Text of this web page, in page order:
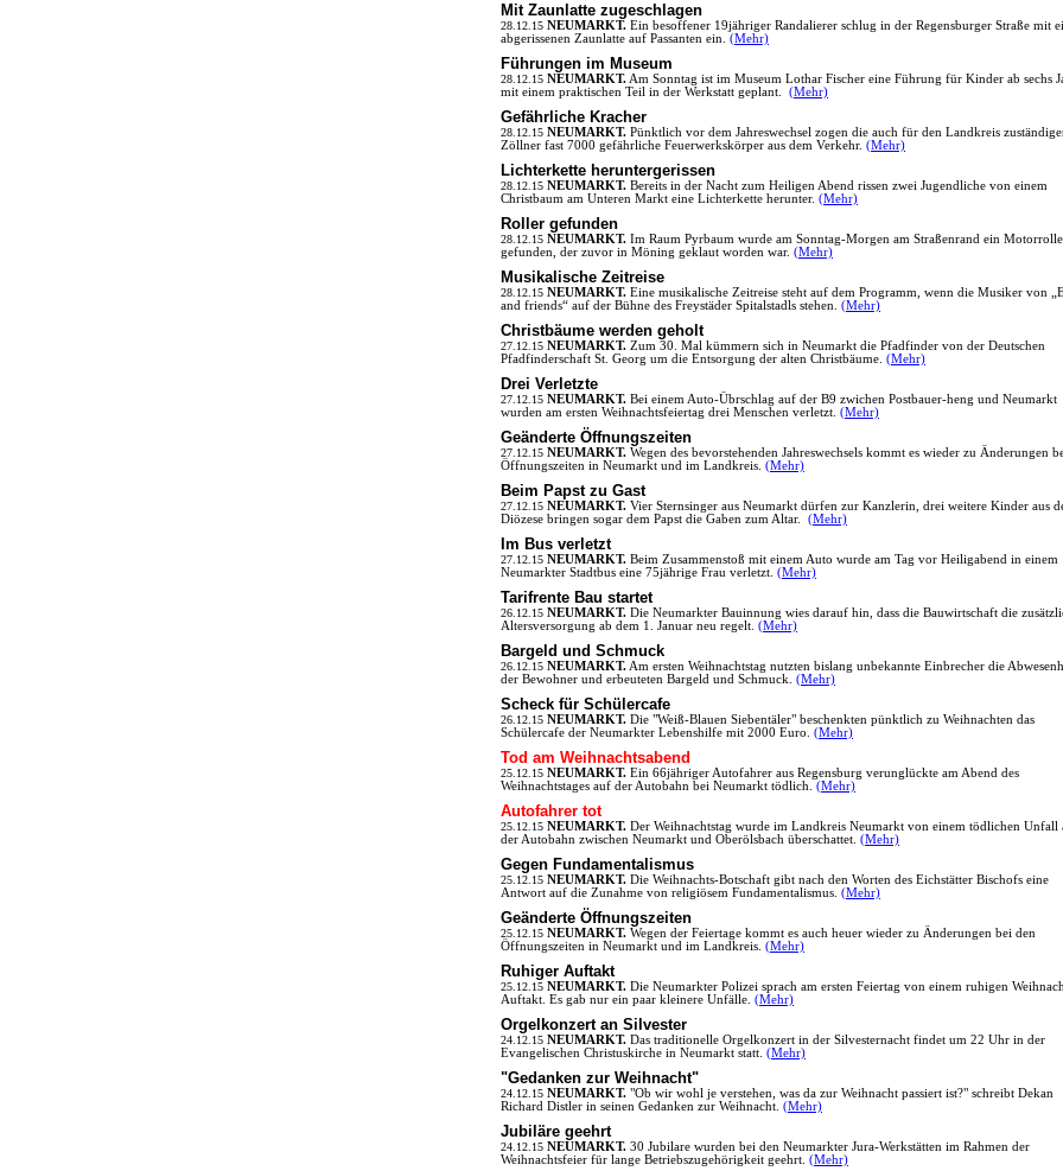
Mit Zaunlatte zugeschlagen
28.12.15 NEUMARKT. Ein besoffener 19jähriger Randalierer schlug in der Regensburger Straße mit
abgerissenen Zaunlatte auf Passanten ein. (Mehr)
Führungen im Museum
28.12.15 NEUMARKT. Am Sonntag ist im Museum Lothar Fischer eine Führung für Kinder ab sechs
mit einem praktischen Teil in der Werkstatt geplant. (Mehr)
Gefährliche Kracher
28.12.15 NEUMARKT. Pünktlich vor dem Jahreswechsel zogen die auch für den Landkreis
Zöllner fast 7000 gefährliche Feuerwerkskörper aus dem Verkehr. (Mehr)
Lichterkette heruntergerissen
28.12.15 NEUMARKT. Bereits in der Nacht zum Heiligen Abend rissen zwei Jugendliche von einem
Christbaum am Unteren Markt eine Lichterkette herunter. (Mehr)
Roller gefunden
28.12.15 NEUMARKT. Im Raum Pyrbaum wurde am Sonntag-Morgen am Straßenrand ein
gefunden, der zuvor in Möning geklaut worden war. (Mehr)
Musikalische Zeitreise
28.12.15 NEUMARKT. Eine musikalische Zeitreise steht auf dem Programm, wenn die Musiker von
and friends“ auf der Bühne des Freystäder Spitalstadls stehen. (Mehr)
Christbäume werden geholt
27.12.15 NEUMARKT. Zum 30. Mal kümmern sich in Neumarkt die Pfadfinder von der Deutschen
Pfadfinderschaft St. Georg um die Entsorgung der alten Christbäume. (Mehr)
Drei Verletzte
27.12.15 NEUMARKT. Bei einem Auto-Übrschlag auf der B9 zwichen Postbauer-heng und Neumarkt
wurden am ersten Weihnachtsfeiertag drei Menschen verletzt. (Mehr)
Geänderte Öffnungszeiten
27.12.15 NEUMARKT. Wegen des bevorstehenden Jahreswechsels kommt es wieder zu Änderungen
Öffnungszeiten in Neumarkt und im Landkreis. (Mehr)
Beim Papst zu Gast
27.12.15 NEUMARKT. Vier Sternsinger aus Neumarkt dürfen zur Kanzlerin, drei weitere Kinder aus
Diözese bringen sogar dem Papst die Gaben zum Altar. (Mehr)
Im Bus verletzt
27.12.15 NEUMARKT. Beim Zusammenstoß mit einem Auto wurde am Tag vor Heiligabend in einem
Neumarkter Stadtbus eine 75jährige Frau verletzt. (Mehr)
Tarifrente Bau startet
26.12.15 NEUMARKT. Die Neumarkter Bauinnung wies darauf hin, dass die Bauwirtschaft die
Altersversorgung ab dem 1. Januar neu regelt. (Mehr)
Bargeld und Schmuck
26.12.15 NEUMARKT. Am ersten Weihnachtstag nutzten bislang unbekannte Einbrecher die
der Bewohner und erbeuteten Bargeld und Schmuck. (Mehr)
Scheck für Schülercafe
26.12.15 NEUMARKT. Die "Weiß-Blauen Siebentäler" beschenkten pünktlich zu Weihnachten das
Schülercafe der Neumarkter Lebenshilfe mit 2000 Euro. (Mehr)
Tod am Weihnachtsabend
25.12.15 NEUMARKT. Ein 66jähriger Autofahrer aus Regensburg verunglückte am Abend des
Weihnachtstages auf der Autobahn bei Neumarkt tödlich. (Mehr)
Autofahrer tot
25.12.15 NEUMARKT. Der Weihnachtstag wurde im Landkreis Neumarkt von einem tödlichen Unfall
der Autobahn zwischen Neumarkt und Oberölsbach überschattet. (Mehr)
Gegen Fundamentalismus
25.12.15 NEUMARKT. Die Weihnachts-Botschaft gibt nach den Worten des Eichstätter Bischofs eine
Antwort auf die Zunahme von religiösem Fundamentalismus. (Mehr)
Geänderte Öffnungszeiten
25.12.15 NEUMARKT. Wegen der Feiertage kommt es auch heuer wieder zu Änderungen bei den
Öffnungszeiten in Neumarkt und im Landkreis. (Mehr)
Ruhiger Auftakt
25.12.15 NEUMARKT. Die Neumarkter Polizei sprach am ersten Feiertag von einem ruhigen
Auftakt. Es gab nur ein paar kleinere Unfälle. (Mehr)
Orgelkonzert an Silvester
24.12.15 NEUMARKT. Das traditionelle Orgelkonzert in der Silvesternacht findet um 22 Uhr in der
Evangelischen Christuskirche in Neumarkt statt. (Mehr)
"Gedanken zur Weihnacht"
24.12.15 NEUMARKT. "Ob wir wohl je verstehen, was da zur Weihnacht passiert ist?" schreibt Dekan
Richard Distler in seinen Gedanken zur Weihnacht. (Mehr)
Jubiläre geehrt
24.12.15 NEUMARKT. 30 Jubilare wurden bei den Neumarkter Jura-Werkstätten im Rahmen der
Weihnachtsfeier für lange Betriebszugehörigkeit geehrt. (Mehr)